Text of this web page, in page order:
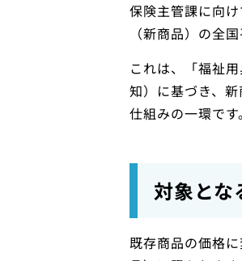
保険主管課に向
（新商品）の全
これは、「福祉
知）に基づき、
仕組みの一環です。
対象とな
既存商品の価格